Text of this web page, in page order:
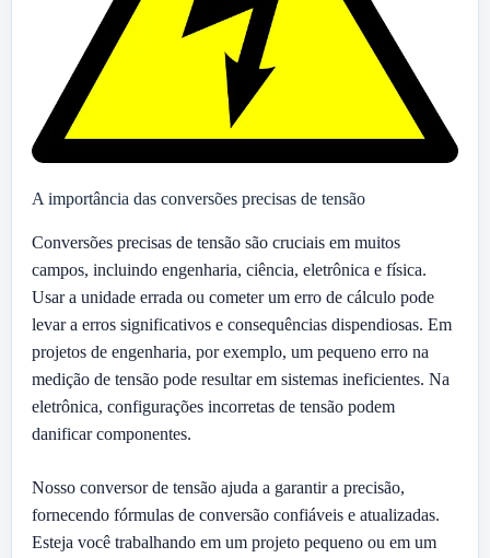
A importância das conversões precisas de tensão
Conversões precisas de tensão são cruciais em muitos
campos, incluindo engenharia, ciência, eletrônica e física.
Usar a unidade errada ou cometer um erro de cálculo pode
levar a erros significativos e consequências dispendiosas. Em
projetos de engenharia, por exemplo, um pequeno erro na
medição de tensão pode resultar em sistemas ineficientes. Na
eletrônica, configurações incorretas de tensão podem
danificar componentes.
Nosso conversor de tensão ajuda a garantir a precisão,
fornecendo fórmulas de conversão confiáveis e atualizadas.
Esteja você trabalhando em um projeto pequeno ou em um